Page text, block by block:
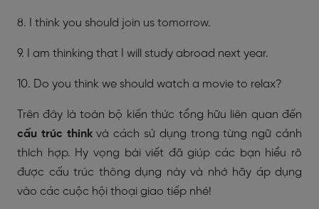
8. I think you should join us tomorrow.
9. I am thinking that I will study abroad next year.
10. Do you think we should watch a movie to relax?
Trên đây là toàn bộ kiến thức tổng hữu liên quan đến
cấu trúc thinkvà cách sử dụng trong từng ngữ cảnh
thích hợp. Hy vọng bài viết đã giúp các bạn hiểu rõ
được cấu trúc thông dụng này và nhớ hãy áp dụng
vào các cuộc hội thoại giao tiếp nhé!